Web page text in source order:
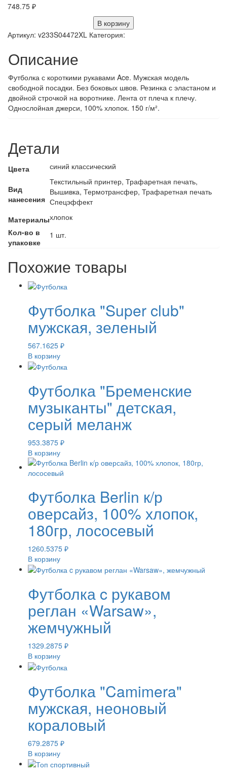
748.75 ₽
В корзину
Артикул: v233S04472XL Категория:
Описание
Футболка с короткими рукавами Ace. Мужская модель
свободной посадки. Без боковых швов. Резинка с эластаном и
двойной строчкой на воротнике. Лента от плеча к плечу.
Однослойная джерси, 100% хлопок. 150 г/м².
Детали
Цвета синий классический
Вид
нанесения
Текстильный принтер, Трафаретная печать,
Вышивка, Термотрансфер, Трафаретная печать
Спецэффект
Материалыхлопок
Кол-во в
упаковке
1 шт.
Похожие товары
Футболка "Super club"
мужская, зеленый
567.1625 ₽
В корзину
Футболка "Бременские
музыканты" детская,
серый меланж
953.3875 ₽
В корзину
Футболка Berlin к/р
оверсайз, 100% хлопок,
180гр, лососевый
1260.5375 ₽
В корзину
Футболка c рукавом
реглан «Warsaw»,
жемчужный
1329.2875 ₽
В корзину
Футболка "Camimera"
мужская, неоновый
кораловый
679.2875 ₽
В корзину